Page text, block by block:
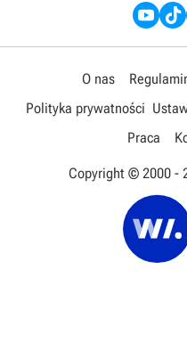
O nas
Polityka prywatności
Praca
Copyright © 2000 -